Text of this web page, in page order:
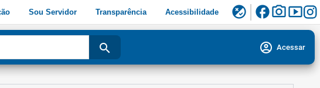
Sou Servidor Transparência Acessibilidade flaky facebookphoto_camerasmart_display
search account_circle Acessar